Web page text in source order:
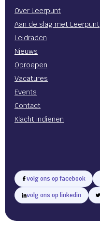
Over Leerpunt
Aan de slag met Leerpunt
Leidraden
Nieuws
Oproepen
Vacatures
Events
Contact
Klacht indienen
volg ons op facebook
volg ons op linkedin